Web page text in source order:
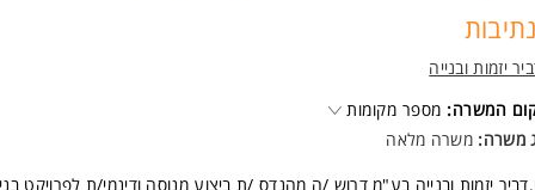
יזמות ובנייה
המשרה: מספר מקומות
משרה: משרה מלאה
יזמות ובנייה בע"מ דרוש /ה מהנדס /ת ביצוע מנוסה ודינמי/ת לפרויקט